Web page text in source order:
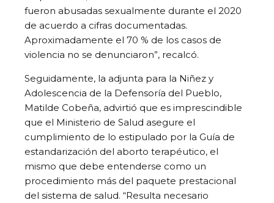
fueron abusadas sexualmente durante el 2020
de acuerdo a cifras documentadas.
Aproximadamente el 70 % de los casos de
violencia no se denunciaron”, recalcó.
Seguidamente, la adjunta para la Niñez y
Adolescencia de la Defensoría del Pueblo,
Matilde Cobeña, advirtió que es imprescindible
que el Ministerio de Salud asegure el
cumplimiento de lo estipulado por la Guía de
estandarización del aborto terapéutico, el
mismo que debe entenderse como un
procedimiento más del paquete prestacional
del sistema de salud. “Resulta necesario